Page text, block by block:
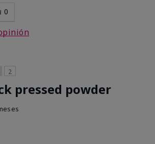
0
2
pressed powder